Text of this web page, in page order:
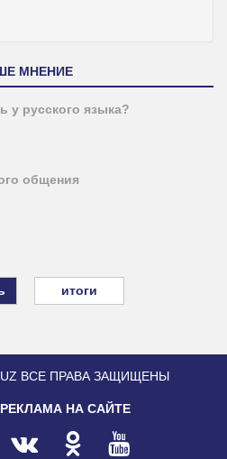
МНЕНИЕ
у русского языка?
общения
итоги
ВСЕ ПРАВА ЗАЩИЩЕНЫ
РЕКЛАМА НА САЙТЕ